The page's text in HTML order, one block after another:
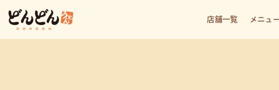
店舗一覧 メニュ